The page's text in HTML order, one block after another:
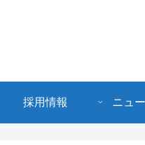
採用情報 ニュ